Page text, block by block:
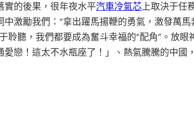
實的後果，很年夜水平汽車冷氣芯上取決于任
激勵我們：“拿出躍馬揚鞭的勇氣，激發萬
于聆聽，我們都要成為奮斗幸福的“配角”。放
戀！這太不水瓶座了！」、熱氣騰騰的中國